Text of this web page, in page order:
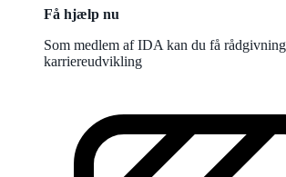
Få hjælp nu
Som medlem af IDA kan du få
karriereudvikling